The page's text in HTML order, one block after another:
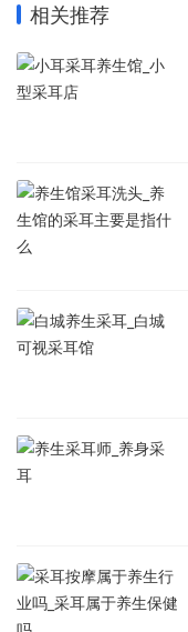
相关推荐